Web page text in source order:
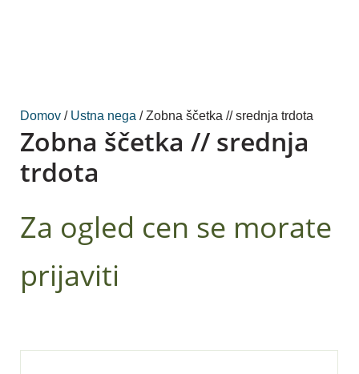
Domov / Ustna nega / Zobna ščetka // srednja trdota
Zobna ščetka // srednja
trdota
Za ogled cen se morate
prijaviti